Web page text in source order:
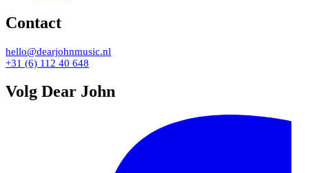
Contact
hello@dearjohnmusic.nl
+31 (6) 112 40 648
Volg Dear John